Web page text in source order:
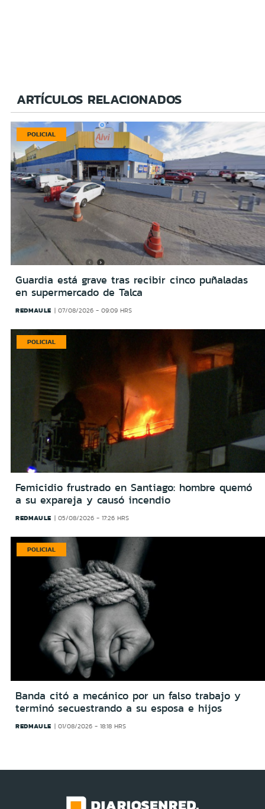
ARTÍCULOS RELACIONADOS
POLICIAL
Guardia está grave tras recibir cinco puñaladas
en supermercado de Talca
REDMAULE 07/08/2026 - 09:09 HRS
POLICIAL
Femicidio frustrado en Santiago: hombre quemó
a su expareja y causó incendio
REDMAULE 05/08/2026 - 17:26 HRS
POLICIAL
Banda citó a mecánico por un falso trabajo y
terminó secuestrando a su esposa e hijos
REDMAULE 01/08/2026 - 18:18 HRS